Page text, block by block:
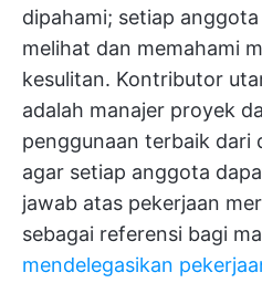
dipahami; setiap
melihat dan memahami
kesulitan. Kontributor
adalah manajer proyek
penggunaan terbaik dari
agar setiap anggota
jawab atas pekerjaan
sebagai referensi bagi
mendelegasikan